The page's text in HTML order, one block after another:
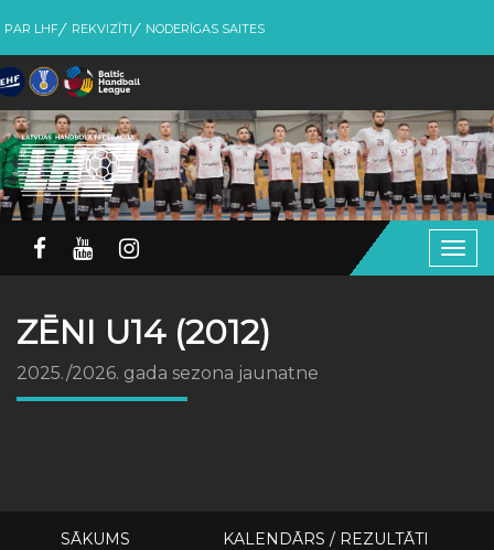
PAR LHF REKVIZĪTI NODERĪGAS SAITES
ZĒNI U14 (2012)
2025./2026. gada sezona jaunatne
SĀKUMS KALENDĀRS / REZULTĀTI